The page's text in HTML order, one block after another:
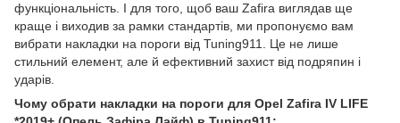
функціональність. І для того, щоб ваш Zafira виглядав ще
краще і виходив за рамки стандартів, ми пропонуємо вам
вибрати накладки на пороги від Tuning911. Це не лише
стильний елемент, але й ефективний захист від подряпин і
ударів.
Чому обрати накладки на пороги для Opel Zafira IV LIFE